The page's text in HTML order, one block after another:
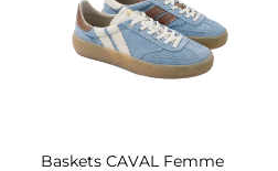
Baskets CAVAL Femme